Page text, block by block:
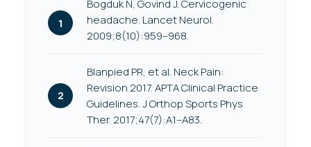
Bogduk N, Govind J. Cervicogenic
headache. Lancet Neurol.
2009;8(10):959–968.
Blanpied PR, et al. Neck Pain:
Revision 2017. APTA Clinical Practice
Guidelines. J Orthop Sports Phys
Ther. 2017;47(7):A1–A83.